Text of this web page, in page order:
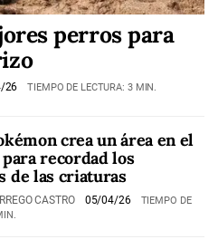
perros para
26 TIEMPO DE LECTURA: 3 MIN.
crea un área en el
recordad los
de las criaturas
CASTRO 05/04/26
TIEMPO DE